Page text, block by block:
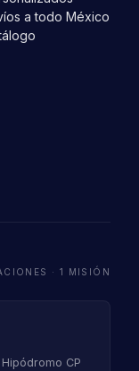
a todo México
· 1 MISIÓN
CP